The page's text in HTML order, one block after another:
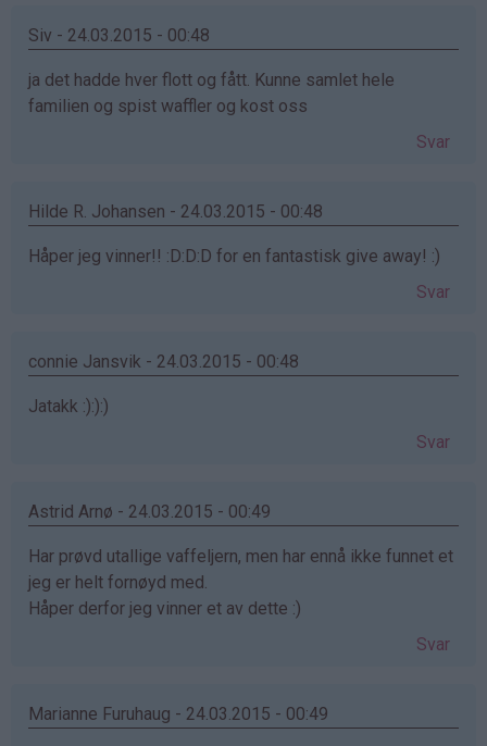
Siv - 24.03.2015 - 00:48
ja det hadde hver flott og fått. Kunne samlet hele
familien og spist waffler og kost oss
Svar
Hilde R. Johansen - 24.03.2015 - 00:48
Håper jeg vinner!! :D:D:D for en fantastisk give away! :)
Svar
connie Jansvik - 24.03.2015 - 00:48
Jatakk :):):)
Svar
Astrid Arnø - 24.03.2015 - 00:49
Har prøvd utallige vaffeljern, men har ennå ikke funnet et
jeg er helt fornøyd med.
Håper derfor jeg vinner et av dette :)
Svar
Marianne Furuhaug - 24.03.2015 - 00:49